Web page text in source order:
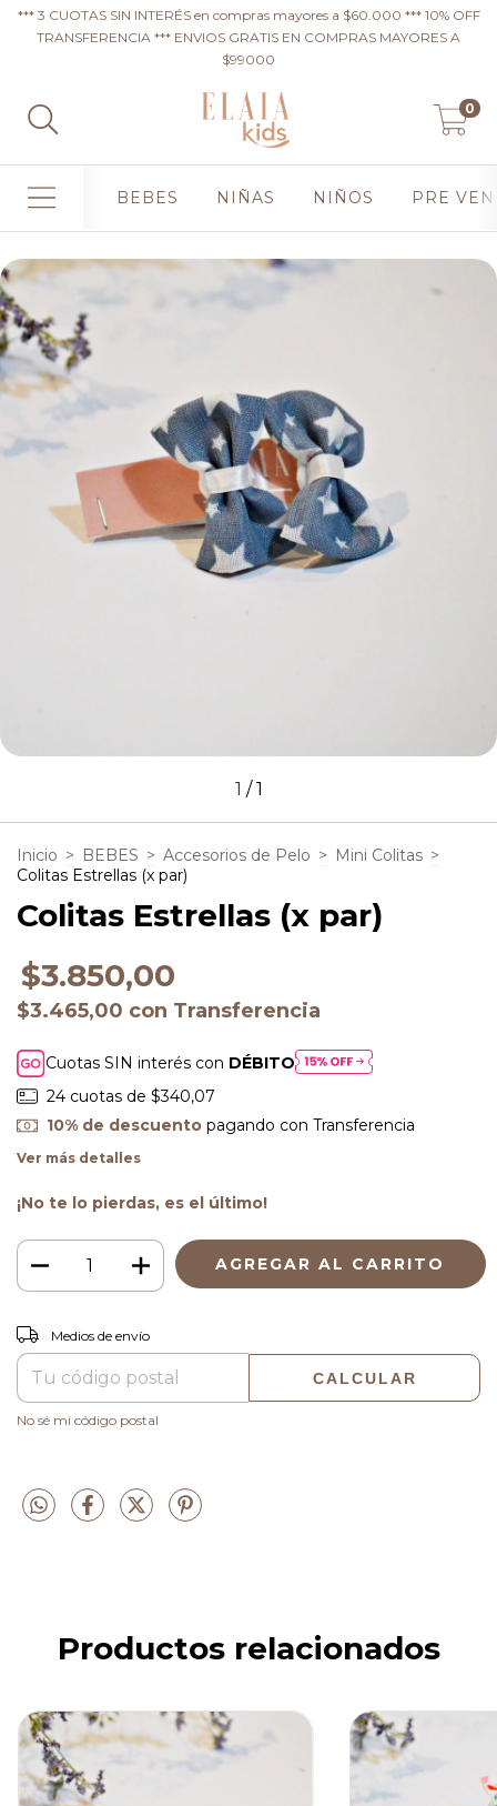
*** 3 CUOTAS SIN INTERÉS en compras mayores a $60.000 *** 10% OFF
TRANSFERENCIA *** ENVIOS GRATIS EN COMPRAS MAYORES A
$99000
0
BEBES NIÑAS NIÑOS PRE
1 /1
Inicio > BEBES > Accesorios de Pelo > Mini Colitas >
Colitas Estrellas (x par)
Colitas Estrellas (x par)
$3.850,00
$3.465,00 con Transferencia
Cuotas SIN interés con DÉBITO
24 cuotas de $340,07
10% de descuentopagando con Transferencia
Ver más detalles
¡No te lo pierdas, es el último!
Entregas para el CP:
Medios de envío
CALCULAR
No sé mi código postal
Productos relacionados